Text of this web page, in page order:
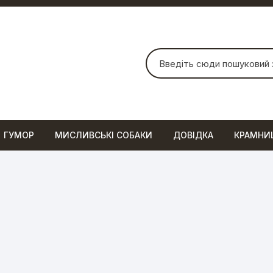
Шукати:
ГУМОР МИСЛИВСЬКІ СОБАКИ ДОВІДКА